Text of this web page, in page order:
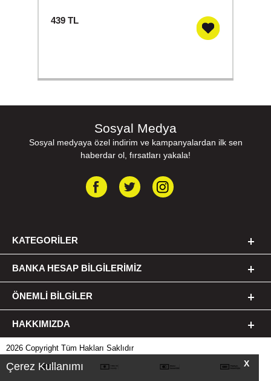
X
Çerez Kullanımı
439TL
Sosyal Medya
Sosyal medyaya özel indirim ve kampanyalardan ilk sen
haberdar ol, fırsatları yakala!
KATEGORILER
BANKA HESAP BILGILERIMIZ
ÖNEMLI BILGILER
HAKKIMIZDA
2026 Copyright Tüm Hakları Saklıdır